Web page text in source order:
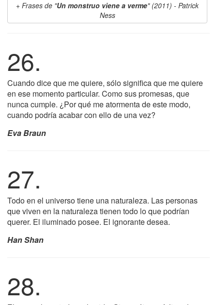
Frases de "Un monstruo viene a verme" (2011) - Patrick
Ness
26.
Cuando dice que me quiere, sólo significa que me quiere
en ese momento particular. Como sus promesas, que
nunca cumple. ¿Por qué me atormenta de este modo,
cuando podría acabar con ello de una vez?
Eva Braun
27.
Todo en el universo tiene una naturaleza. Las personas
que viven en la naturaleza tienen todo lo que podrían
querer. El iluminado posee. El ignorante desea.
Han Shan
28.